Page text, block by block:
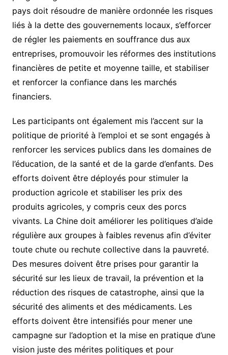
pays doit résoudre de manière ordonnée les risques
liés à la dette des gouvernements locaux, s’efforcer
de régler les paiements en souffrance dus aux
entreprises, promouvoir les réformes des institutions
financières de petite et moyenne taille, et stabiliser
et renforcer la confiance dans les marchés
financiers.
Les participants ont également mis l’accent sur la
politique de priorité à l’emploi et se sont engagés à
renforcer les services publics dans les domaines de
l’éducation, de la santé et de la garde d’enfants. Des
efforts doivent être déployés pour stimuler la
production agricole et stabiliser les prix des
produits agricoles, y compris ceux des porcs
vivants. La Chine doit améliorer les politiques d’aide
régulière aux groupes à faibles revenus afin d’éviter
toute chute ou rechute collective dans la pauvreté.
Des mesures doivent être prises pour garantir la
sécurité sur les lieux de travail, la prévention et la
réduction des risques de catastrophe, ainsi que la
sécurité des aliments et des médicaments. Les
efforts doivent être intensifiés pour mener une
campagne sur l’adoption et la mise en pratique d’une
vision juste des mérites politiques et pour